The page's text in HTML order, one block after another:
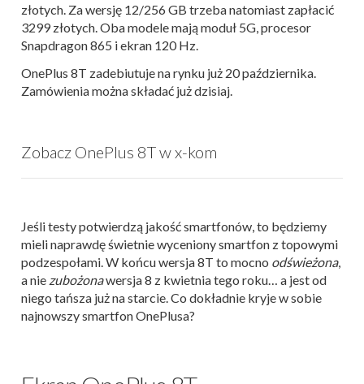
złotych. Za wersję 12/256 GB trzeba natomiast zapłacić
3299 złotych. Oba modele mają moduł 5G, procesor
Snapdragon 865 i ekran 120 Hz.
OnePlus 8T zadebiutuje na rynku już 20 października.
Zamówienia można składać już dzisiaj.
Zobacz OnePlus 8T w x-kom
Jeśli testy potwierdzą jakość smartfonów, to będziemy
mieli naprawdę świetnie wyceniony smartfon z topowymi
podzespołami. W końcu wersja 8T to mocno odświeżona,
a nie zubożonawersja 8 z kwietnia tego roku… a jest od
niego tańsza już na starcie. Co dokładnie kryje w sobie
najnowszy smartfon OnePlusa?